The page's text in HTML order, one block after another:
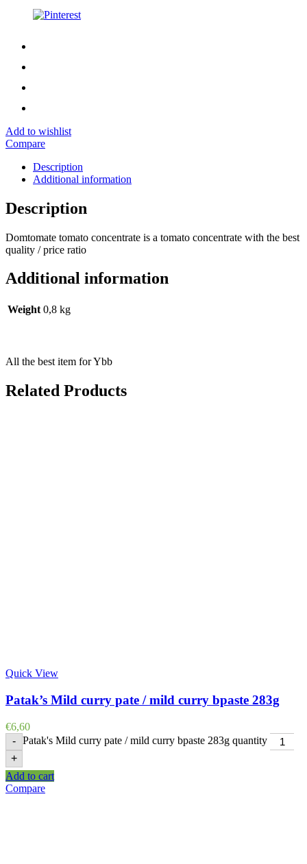
Add to wishlist
Compare
Description
Additional information
Description
Domtomate tomato concentrate is a tomato concentrate with the best
quality / price ratio
Additional information
Weight 0,8 kg
All the best item for Ybb
Related Products
Quick View
Patak’s Mild curry pate / mild curry bpaste 283g
€6,60
- Patak's Mild curry pate / mild curry bpaste 283g quantity
+
Add to cart
Compare